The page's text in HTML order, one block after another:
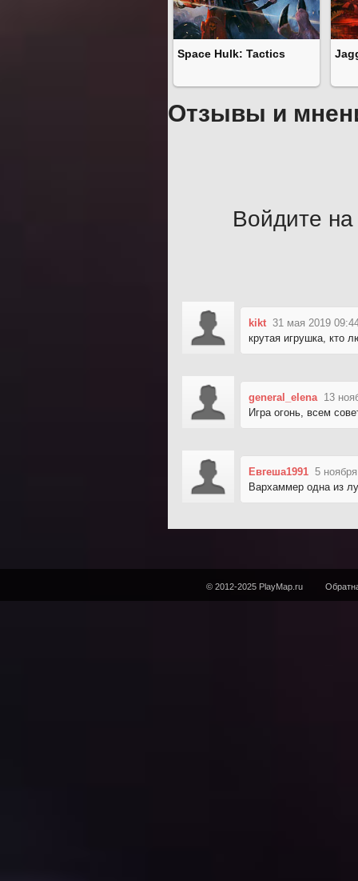
Space Hulk: Tactics
Отзывы и
Войдите на
kikt 31 мая 2019
крутая игрушка, кто
general_elena 13
Игра огонь, всем
Евгеша1991 5
Вархаммер одна из
© 2012-2025 PlayMap.ru